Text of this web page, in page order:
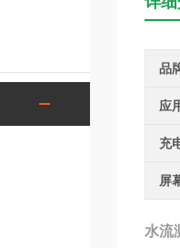
品
应
充
屏
水流